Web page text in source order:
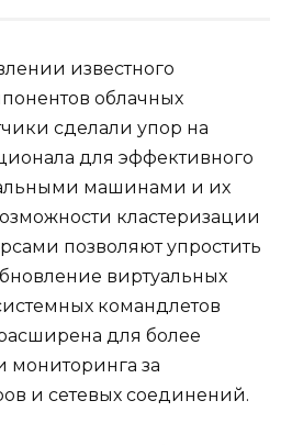
известного
облачных
сделали упор на
для эффективного
машинами и их
кластеризации
позволяют упростить
виртуальных
командлетов
для более
мониторинга за
и сетевых соединений.